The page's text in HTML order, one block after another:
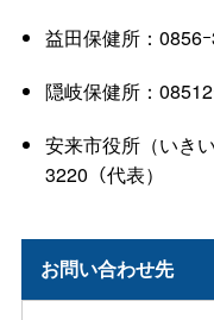
益田保健所：0856ｰ
隠岐保健所：08512
安来市役所（いき
3220（代表）
お問い合わせ先